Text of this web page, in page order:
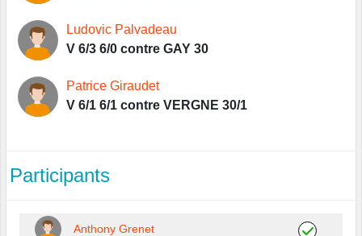
Ludovic Palvadeau
V 6/3 6/0 contre GAY 30
Patrice Giraudet
V 6/1 6/1 contre VERGNE 30/1
Participants
Anthony Grenet